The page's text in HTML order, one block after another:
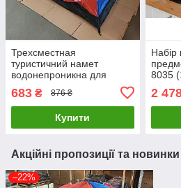
Трехсместная
туристичний намет
водонепроникна для
кемпінгу, риболовлі, різні
кольори
683 ₴ 876 ₴
Купити
Набір
8035
2
Акційні пропозиції та новинки
–22%